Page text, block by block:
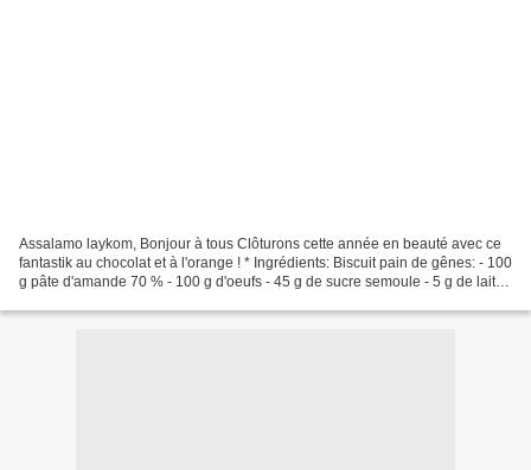
Assalamo laykom, Bonjour à tous Clôturons cette année en beauté avec ce
fantastik au chocolat et à l'orange ! * Ingrédients: Biscuit pain de gênes: - 100
g pâte d'amande 70 % - 100 g d'oeufs - 45 g de sucre semoule - 5 g de lait -